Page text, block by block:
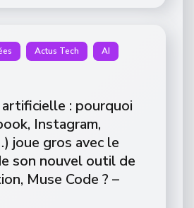
Actus Tech AI
: pourquoi
Instagram,
joue gros avec le
son nouvel outil de
Muse Code ? –